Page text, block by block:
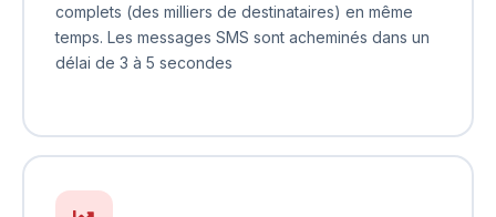
complets (des milliers de destinataires) en même
temps. Les messages SMS sont acheminés dans un
délai de 3 à 5 secondes